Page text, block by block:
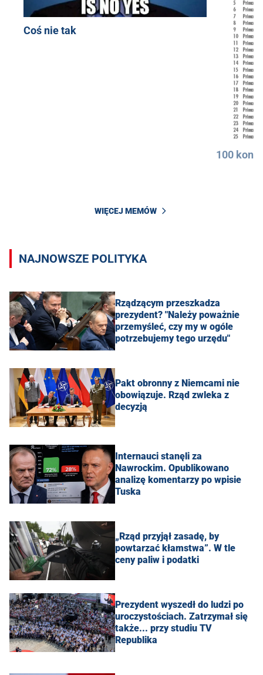
Coś nie tak
100
WIĘCEJ MEMÓW
NAJNOWSZE POLITYKA
Rządzącym przeszkadza
prezydent? "Należy poważnie
przemyśleć, czy my w ogóle
potrzebujemy tego urzędu"
Pakt obronny z Niemcami nie
obowiązuje. Rząd zwleka z
decyzją
Internauci stanęli za
Nawrockim. Opublikowano
analizę komentarzy po wpisie
Tuska
„Rząd przyjął zasadę, by
powtarzać kłamstwa”. W tle
ceny paliw i podatki
Prezydent wyszedł do ludzi po
uroczystościach. Zatrzymał się
także... przy studiu TV
Republika